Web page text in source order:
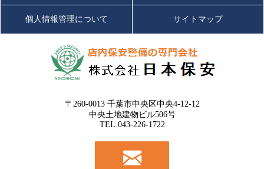
個人情報管理について サイトマップ
〒260-0013 千葉市中央区中央4-12-12
中央土地建物ビル506号
TEL.043-226-1722